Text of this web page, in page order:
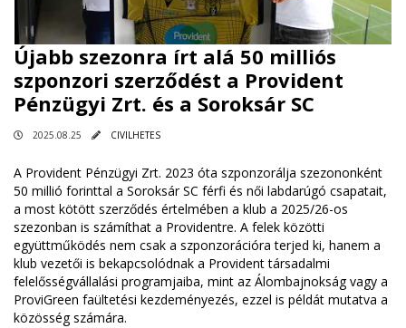
Újabb szezonra írt alá 50 milliós
szponzori szerződést a Provident
Pénzügyi Zrt. és a Soroksár SC
2025.08.25 CIVILHETES
A Provident Pénzügyi Zrt. 2023 óta szponzorálja szezononként
50 millió forinttal a Soroksár SC férfi és női labdarúgó csapatait,
a most kötött szerződés értelmében a klub a 2025/26-os
szezonban is számíthat a Providentre. A felek közötti
együttműködés nem csak a szponzorációra terjed ki, hanem a
klub vezetői is bekapcsolódnak a Provident társadalmi
felelősségvállalási programjaiba, mint az Álombajnokság vagy a
ProviGreen faültetési kezdeményezés, ezzel is példát mutatva a
közösség számára.